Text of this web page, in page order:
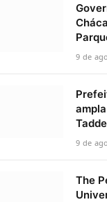
9 de
9 de
The